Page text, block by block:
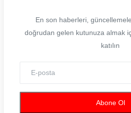
Spor
En son haberleri,
doğrudan gelen kutunuza almak
katılın
Abone Ol